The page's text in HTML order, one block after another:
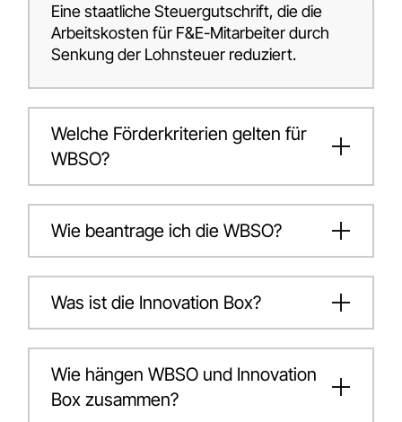
Eine staatliche Steuergutschrift, die die
Arbeitskosten für F&E-Mitarbeiter durch
Senkung der Lohnsteuer reduziert.
Welche Förderkriterien gelten für
WBSO?
Wie beantrage ich die WBSO?
Was ist die Innovation Box?
Wie hängen WBSO und Innovation
Box zusammen?